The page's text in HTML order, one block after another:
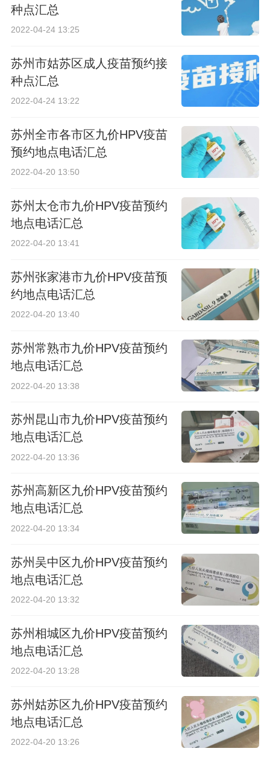
种点汇总
2022-04-24 13:25
苏州市姑苏区成人疫苗预约接
种点汇总
2022-04-24 13:22
苏州全市各市区九价HPV疫苗
预约地点电话汇总
2022-04-20 13:50
苏州太仓市九价HPV疫苗预约
地点电话汇总
2022-04-20 13:41
苏州张家港市九价HPV疫苗预
约地点电话汇总
2022-04-20 13:40
苏州常熟市九价HPV疫苗预约
地点电话汇总
2022-04-20 13:38
苏州昆山市九价HPV疫苗预约
地点电话汇总
2022-04-20 13:36
苏州高新区九价HPV疫苗预约
地点电话汇总
2022-04-20 13:34
苏州吴中区九价HPV疫苗预约
地点电话汇总
2022-04-20 13:32
苏州相城区九价HPV疫苗预约
地点电话汇总
2022-04-20 13:28
苏州姑苏区九价HPV疫苗预约
地点电话汇总
2022-04-20 13:26